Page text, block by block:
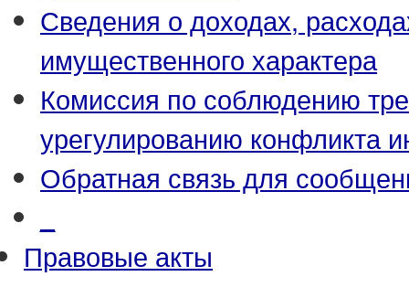
Сведения о доходах,
имущественного характера
Комиссия по соблюдению
урегулированию конфликта
Обратная связь для
Правовые акты